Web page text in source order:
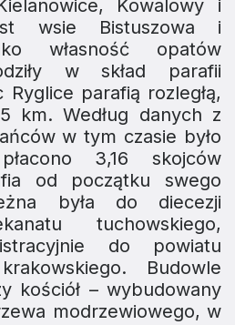
Kowalowy i
wsie Bistuszowa i
własność opatów
w skład parafii
Ryglice parafią rozległą,
km. Według danych z
w tym czasie było
3,16 skojców
od początku swego
była do diecezji
tuchowskiego,
do powiatu
Budowle
kościół – wybudowany
modrzewiowego, w